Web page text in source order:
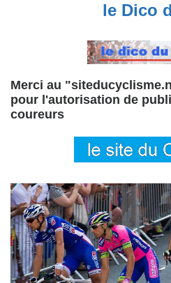
le Dico
Merci au
pour l'autorisation de
coureurs